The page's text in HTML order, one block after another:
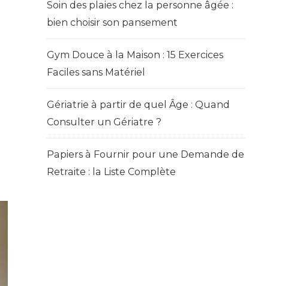
Soin des plaies chez la personne âgée :
bien choisir son pansement
Gym Douce à la Maison : 15 Exercices
Faciles sans Matériel
Gériatrie à partir de quel Âge : Quand
Consulter un Gériatre ?
Papiers à Fournir pour une Demande de
Retraite : la Liste Complète